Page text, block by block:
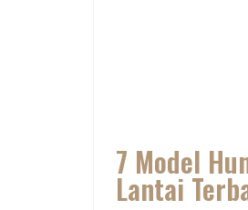
7 Model
Lantai